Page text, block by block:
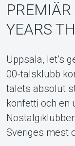
YEARS
Uppsala, let’s
00-talsklubb
talets absolut
konfetti och en
Sveriges mest